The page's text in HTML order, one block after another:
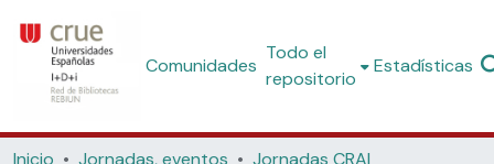
Comunidades
Todo el
repositorio
Estadísticas
Inicio Jornadas, eventos
Jornadas CRAI